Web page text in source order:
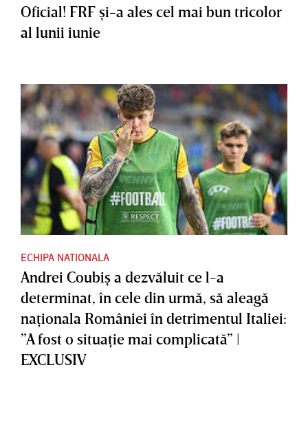
Oficial! FRF şi-a ales cel mai bun tricolor
al lunii iunie
ECHIPA NATIONALA
Andrei Coubiş a dezvăluit ce l-a
determinat, în cele din urmă, să aleagă
naţionala României în detrimentul Italiei:
”A fost o situaţie mai complicată” |
EXCLUSIV